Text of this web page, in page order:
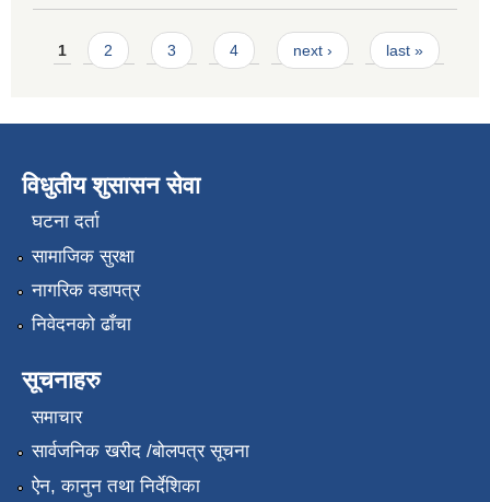
Pages
1 2 3 4 next › last »
विधुतीय शुसासन सेवा
घटना दर्ता
सामाजिक सुरक्षा
नागरिक वडापत्र
निवेदनको ढाँचा
सूचनाहरु
समाचार
सार्वजनिक खरीद /बोलपत्र सूचना
ऐन, कानुन तथा निर्देशिका